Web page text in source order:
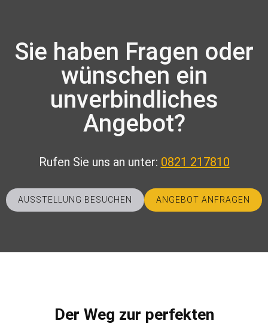
Sie haben Fragen oder
wünschen ein
unverbindliches
Angebot?
Rufen Sie uns an unter: 0821 217810
AUSSTELLUNG BESUCHEN ANGEBOT ANFRAGEN
Der Weg zur perfekten